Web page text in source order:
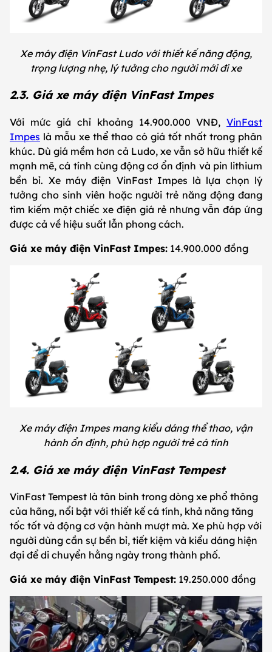
Xe máy điện VinFast Ludo với thiết kế năng động,
trọng lượng nhẹ, lý tưởng cho người mới đi xe
2.3. Giá xe máy điện VinFast Impes
Với mức giá chỉ khoảng 14.900.000 VNĐ, VinFast
Impes là mẫu xe thể thao có giá tốt nhất trong phân
khúc. Dù giá mềm hơn cả Ludo, xe vẫn sở hữu thiết kế
mạnh mẽ, cá tính cùng động cơ ổn định và pin lithium
bền bỉ. Xe máy điện VinFast Impes là lựa chọn lý
tưởng cho sinh viên hoặc người trẻ năng động đang
tìm kiếm một chiếc xe điện giá rẻ nhưng vẫn đáp ứng
được cả về hiệu suất lẫn phong cách.
Giá xe máy điện VinFast Impes: 14.900.000 đồng
Xe máy điện Impes mang kiểu dáng thể thao, vận
hành ổn định, phù hợp người trẻ cá tính
2.4. Giá xe máy điện VinFast Tempest
VinFast Tempest là tân binh trong dòng xe phổ thông
của hãng, nổi bật với thiết kế cá tính, khả năng tăng
tốc tốt và động cơ vận hành mượt mà. Xe phù hợp với
người dùng cần sự bền bỉ, tiết kiệm và kiểu dáng hiện
đại để di chuyển hằng ngày trong thành phố.
Giá xe máy điện VinFast Tempest: 19.250.000 đồng